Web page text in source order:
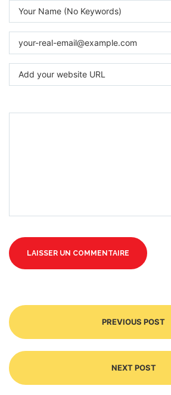
PREVIOUS POST
NEXT POST